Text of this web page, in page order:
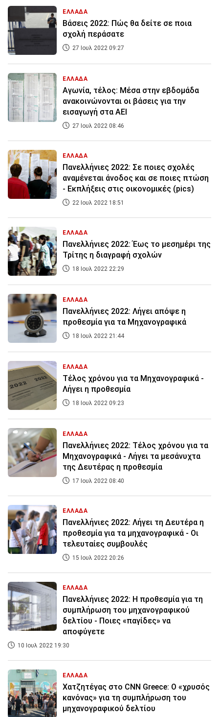
ΕΛΛΑΔΑ
Βάσεις 2022: Πώς θα δείτε σε ποια
σχολή περάσατε
27 Ιουλ 2022 09:27
ΕΛΛΑΔΑ
Αγωνία, τέλος: Μέσα στην εβδομάδα
ανακοινώνονται οι βάσεις για την
εισαγωγή στα ΑΕΙ
27 Ιουλ 2022 08:46
ΕΛΛΑΔΑ
Πανελλήνιες 2022: Σε ποιες σχολές
αναμένεται άνοδος και σε ποιες πτώση
- Εκπλήξεις στις οικονομικές (pics)
22 Ιουλ 2022 18:51
ΕΛΛΑΔΑ
Πανελλήνιες 2022: Έως το μεσημέρι της
Τρίτης η διαγραφή σχολών
18 Ιουλ 2022 22:29
ΕΛΛΑΔΑ
Πανελλήνιες 2022: Λήγει απόψε η
προθεσμία για τα Μηχανογραφικά
18 Ιουλ 2022 21:44
ΕΛΛΑΔΑ
Τέλος χρόνου για τα Μηχανογραφικά -
Λήγει η προθεσμία
18 Ιουλ 2022 09:23
ΕΛΛΑΔΑ
Πανελλήνιες 2022: Τέλος χρόνου για τα
Μηχανογραφικά - Λήγει τα μεσάνυχτα
της Δευτέρας η προθεσμία
17 Ιουλ 2022 08:40
ΕΛΛΑΔΑ
Πανελλήνιες 2022: Λήγει τη Δευτέρα η
προθεσμία για τα μηχανογραφικά - Οι
τελευταίες συμβουλές
15 Ιουλ 2022 20:26
ΕΛΛΑΔΑ
Πανελλήνιες 2022: Η προθεσμία για τη
συμπλήρωση του μηχανογραφικού
δελτίου - Ποιες «παγίδες» να
αποφύγετε
10 Ιουλ 2022 19:30
ΕΛΛΑΔΑ
Χατζητέγας στο CNN Greece: Ο «χρυσός
κανόνας» για τη συμπλήρωση του
μηχανογραφικού δελτίου